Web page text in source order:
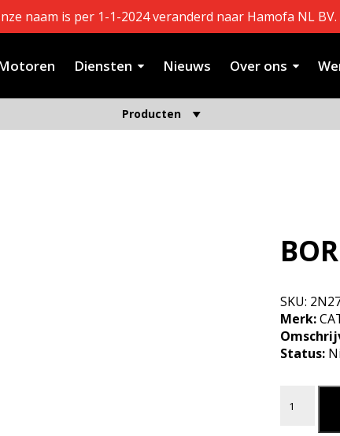
naam is per 1-1-2024 veranderd naar Hamofa NL BV.
Diensten Nieuws Over ons
Producten
SKU:
Merk:
Status: